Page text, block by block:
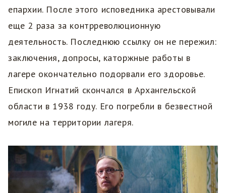
епархии. После этого исповедника арестовывали
еще 2 раза за контрреволюционную
деятельность. Последнюю ссылку он не пережил:
заключения, допросы, каторжные работы в
лагере окончательно подорвали его здоровье.
Епископ Игнатий скончался в Архангельской
области в 1938 году. Его погребли в безвестной
могиле на территории лагеря.